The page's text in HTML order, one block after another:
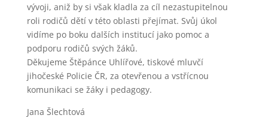
vývoji, aniž by si však kladla za cíl nezastupitelnou
roli rodičů dětí v této oblasti přejímat. Svůj úkol
vidíme po boku dalších institucí jako pomoc a
podporu rodičů svých žáků.
Děkujeme Štěpánce Uhlířové, tiskové mluvčí
jihočeské Policie ČR, za otevřenou a vstřícnou
komunikaci se žáky i pedagogy.
Jana Šlechtová